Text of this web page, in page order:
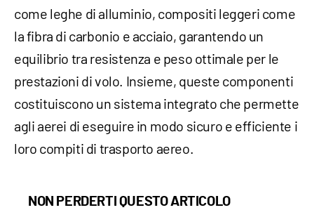
come leghe di alluminio, compositi leggeri come
la fibra di carbonio e acciaio, garantendo un
equilibrio tra resistenza e peso ottimale per le
prestazioni di volo. Insieme, queste componenti
costituiscono un sistema integrato che permette
agli aerei di eseguire in modo sicuro e efficiente i
loro compiti di trasporto aereo.
NON PERDERTI QUESTO ARTICOLO